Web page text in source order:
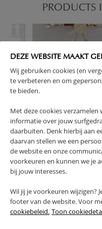
DEZE WEBSITE MAAKT
Wij gebruiken cookies (en
te verbeteren en om
te bieden.
Met deze cookies verzamelen
informatie over jouw
daarbuiten. Denk hierbij aan
daarvan stellen we een
de website en onze
voorkeuren en kunnen we je
bij jouw interesses.
Wil jij je voorkeuren wijzigen?
footer van de website. Voor
cookiebeleid. Toon
PRODUCTS
BABY CHEST OF DRAWERS
GREY